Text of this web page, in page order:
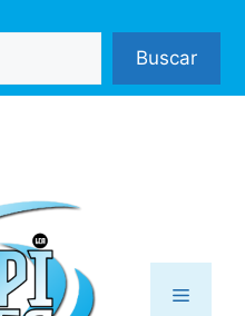
Buscar
Menú